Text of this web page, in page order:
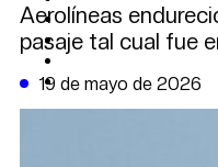
POLÍTICA
CAMBIO
DATA FIRME
DE LA TRIBUNA
Aerolíneas
pasaje tal cual fue
19 de mayo de 2026